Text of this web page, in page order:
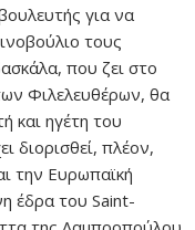
για να
τους
που ζει στο
Φιλελευθέρων, θα
και ηγέτη του
διορισθεί, πλέον,
την Ευρωπαϊκή
έδρα του Saint-